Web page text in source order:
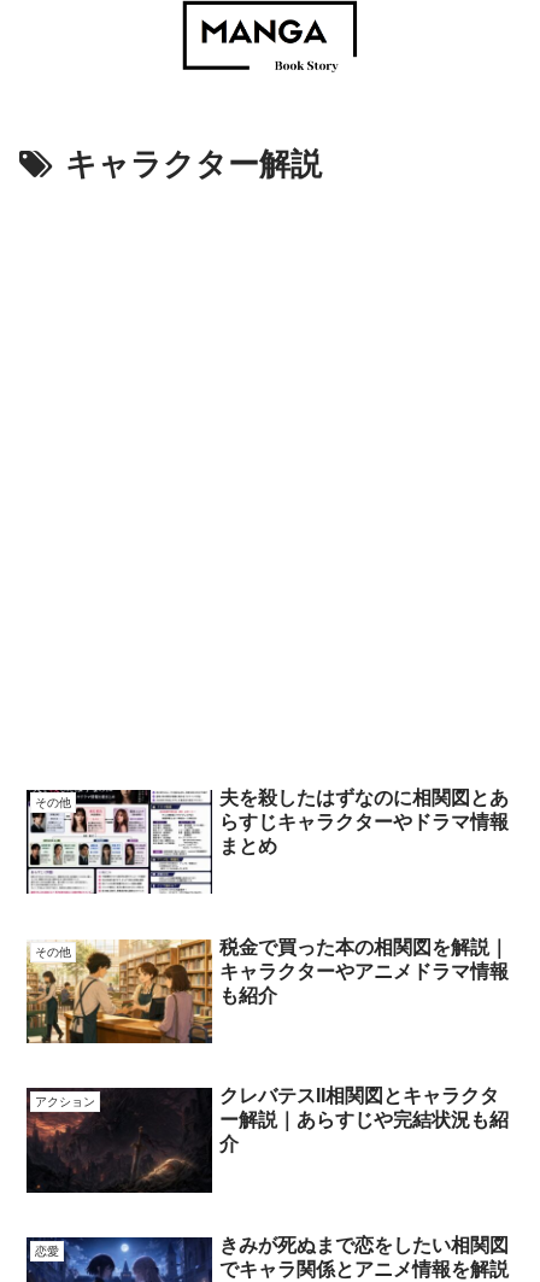
キャラクター解説
その他
夫を殺したはずなのに相関図とあ
らすじキャラクターやドラマ情報
まとめ
その他
税金で買った本の相関図を解説｜
キャラクターやアニメドラマ情報
も紹介
アクション
クレバテスII相関図とキャラクタ
ー解説｜あらすじや完結状況も紹
介
恋愛
きみが死ぬまで恋をしたい相関図
でキャラ関係とアニメ情報を解説